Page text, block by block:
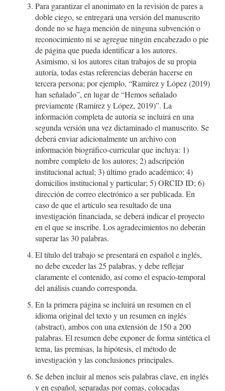
Para garantizar el anonimato en la revisión de pares a
doble ciego, se entregará una versión del manuscrito
donde no se haga mención de ninguna subvención o
reconocimiento ni se agregue ningún encabezado o pie
de página que pueda identificar a los autores.
Asimismo, si los autores citan trabajos de su propia
autoría, todas estas referencias deberán hacerse en
tercera persona; por ejemplo, “Ramírez y López (2019)
han señalado”, en lugar de “Hemos señalado
previamente (Ramírez y López, 2019)”. La
información completa de autoría se incluirá en una
segunda versión una vez dictaminado el manuscrito. Se
deberá enviar adicionalmente un archivo con
información biográfico-curricular que incluya: 1)
nombre completo de los autores; 2) adscripción
institucional actual; 3) último grado académico; 4)
domicilios institucional y particular; 5) ORCID ID; 6)
dirección de correo electrónico a ser publicada. En
caso de que el artículo sea resultado de una
investigación financiada, se deberá indicar el proyecto
en el que se inscribe. Los agradecimientos no deberán
superar las 30 palabras.
El título del trabajo se presentará en español e inglés,
no debe exceder las 25 palabras, y debe reflejar
claramente el contenido, así como el espacio-temporal
del análisis cuando corresponda.
En la primera página se incluirá un resumen en el
idioma original del texto y un resumen en inglés
(abstract), ambos con una extensión de 150 a 200
palabras. El resumen debe exponer de forma sintética el
tema, las premisas, la hipótesis, el método de
investigación y las conclusiones principales.
Se deben incluir al menos seis palabras clave, en inglés
y en español, separadas por comas, colocadas